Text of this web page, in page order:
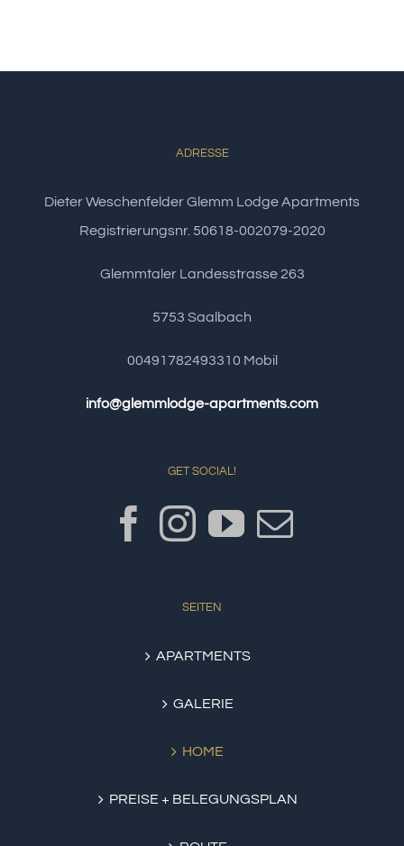
ADRESSE
Dieter Weschenfelder Glemm Lodge Apartments
Registrierungsnr. 50618-002079-2020
Glemmtaler Landesstrasse 263
5753 Saalbach
00491782493310 Mobil
info@glemmlodge-apartments.com
GET SOCIAL!
SEITEN
APARTMENTS
GALERIE
HOME
PREISE + BELEGUNGSPLAN